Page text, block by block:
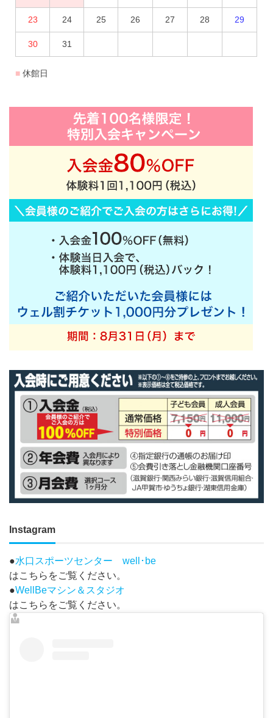
Instagram
●水口スポーツセンター well･be
はこちらをご覧ください。
●WellBeマシン＆スタジオ
はこちらをご覧ください。